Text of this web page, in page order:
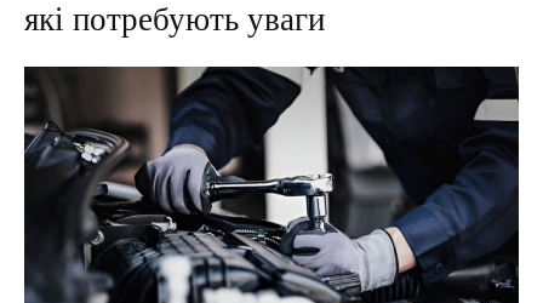
які потребують уваги